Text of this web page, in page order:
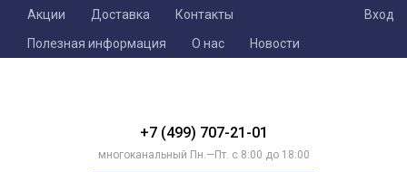
Акции Доставка
Контакты
Полезная информация
О нас Новости
Вход
+7 (499) 707-21-01
многоканальный Пн.—Пт. с 8:00 до 18:00